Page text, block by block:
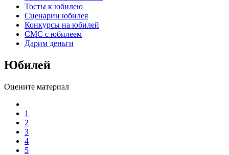
Тосты к юбилею
Сценарии юбилея
Конкурсы на юбилей
СМС с юбилеем
Дарим деньги
Юбилей
Оцените материал
1
2
3
4
5